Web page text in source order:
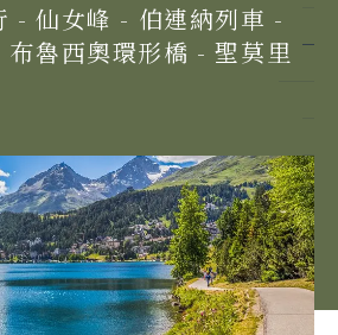
- 仙女峰 - 伯連納列車 -
魯西奧環形橋 - 聖莫里